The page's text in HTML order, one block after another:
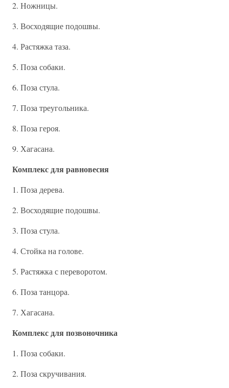
2. Ножницы.
3. Восходящие подошвы.
4. Растяжка таза.
5. Поза собаки.
6. Поза стула.
7. Поза треугольника.
8. Поза героя.
9. Хагасана.
Комплекс для равновесия
1. Поза дерева.
2. Восходящие подошвы.
3. Поза стула.
4. Стойка на голове.
5. Растяжка с переворотом.
6. Поза танцора.
7. Хагасана.
Комплекс для позвоночника
1. Поза собаки.
2. Поза скручивания.